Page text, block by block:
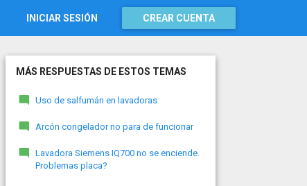
INICIAR SESIÓN CREAR CUENTA
MÁS RESPUESTAS DE ESTOS TEMAS
Uso de salfumán en lavadoras
Arcón congelador no para de funcionar
Lavadora Siemens IQ700 no se enciende.
Problemas placa?